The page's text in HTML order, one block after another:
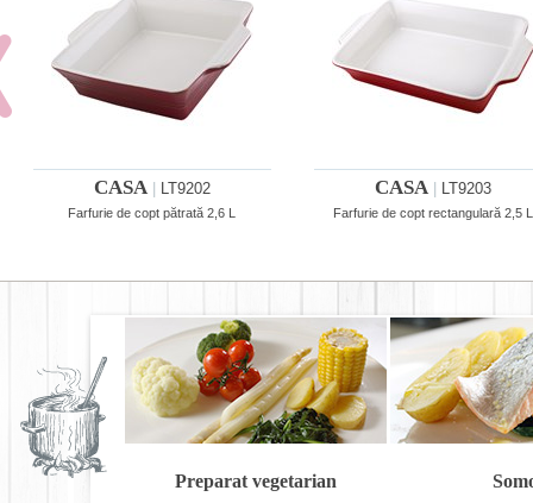
CASA LT9202
Farfurie de copt pătrată 2,6 L
CASA LT9203
Farfurie de copt rectangulară 2,5 L
Preparat vegetarian